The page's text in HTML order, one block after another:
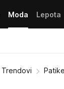
Moda Lepota
Trendovi